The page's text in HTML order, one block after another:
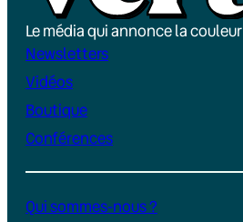
Le média qui annonce la couleur
Newsletters
Vidéos
Boutique
Conférences
Qui sommes-nous ?